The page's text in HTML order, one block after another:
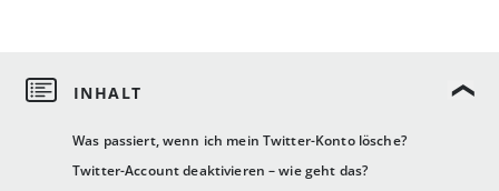
Was passiert, wenn ich mein Twitter-Konto lösche?
Twitter-Account deaktivieren – wie geht das?